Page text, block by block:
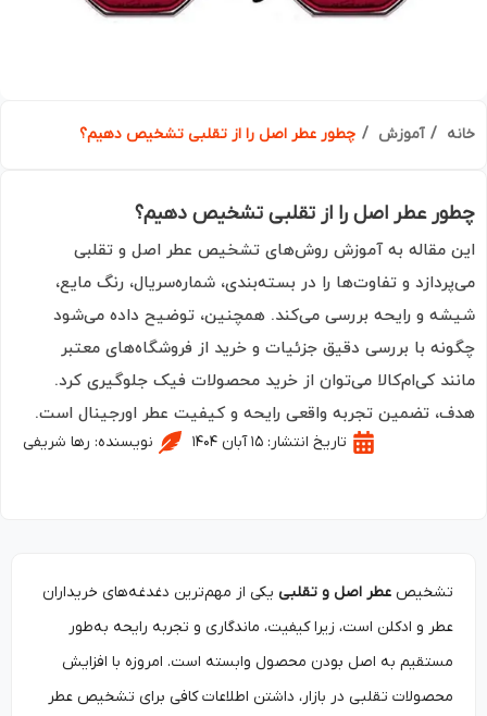
آموزش چطور عطر اصل را از تقلبی تشخیص دهیم؟
عطر اصل را از تقلبی تشخیص دهیم؟
مقاله به آموزش روش‌های تشخیص عطر اصل و تقلبی
و تفاوت‌ها را در بسته‌بندی، شماره‌سریال، رنگ مایع،
و رایحه بررسی می‌کند. همچنین، توضیح داده می‌شود
با بررسی دقیق جزئیات و خرید از فروشگاه‌های معتبر
کی‌ام‌کالا می‌توان از خرید محصولات فیک جلوگیری کرد.
تضمین تجربه واقعی رایحه و کیفیت عطر اورجینال است.
تاریخ انتشار: ۱۵ آبان ۱۴۰۴ نویسنده:رها شریفی
تشخیصعطر اصل و تقلبییکی از مهم‌ترین دغدغه‌های خریداران
عطر و ادکلن است، زیرا کیفیت، ماندگاری و تجربه رایحه به‌طور
مستقیم به اصل بودن محصول وابسته است. امروزه با افزایش
محصولات تقلبی در بازار، داشتن اطلاعات کافی برای تشخیص عطر